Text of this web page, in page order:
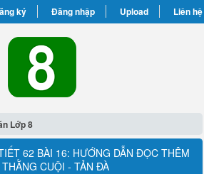
ký Đăng nhập Upload Liên hệ
Lớp 8
62 BÀI 16: HƯỚNG DẪN ĐỌC THÊM
CUỘI - TẢN ĐÀ